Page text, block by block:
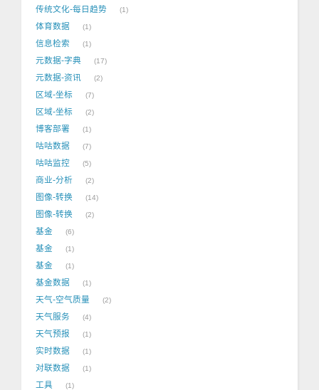
传统文化-每日趋势 1
体育数据 1
信息检索 1
元数据-字典 17
元数据-资讯 2
区域-坐标 7
区域-坐标 2
博客部署 1
咕咕数据 7
咕咕监控 5
商业-分析 2
图像-转换 14
图像-转换 2
基金 6
基金 1
基金 1
基金数据 1
天气-空气质量 2
天气服务 4
天气预报 1
实时数据 1
对联数据 1
工具 1